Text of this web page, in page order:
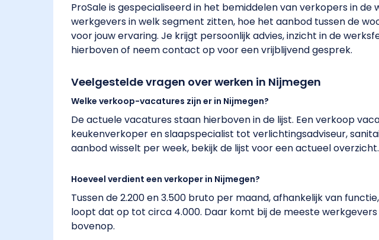
ProSale is gespecialiseerd in het bemiddelen van verkopers in
werkgevers in welk segment zitten, hoe het aanbod tussen de
voor jouw ervaring. Je krijgt persoonlijk advies, inzicht in de
hierboven of neem contact op voor een vrijblijvend gesprek.
Veelgestelde vragen over werken in Nijmegen
Welke verkoop-vacatures zijn er in Nijmegen?
De actuele vacatures staan hierboven in de lijst. Een verkoop
keukenverkoper en slaapspecialist tot verlichtingsadviseur,
aanbod wisselt per week, bekijk de lijst voor een actueel overzicht.
Hoeveel verdient een verkoper in Nijmegen?
Tussen de 2.200 en 3.500 bruto per maand, afhankelijk van
loopt dat op tot circa 4.000. Daar komt bij de meeste
bovenop.